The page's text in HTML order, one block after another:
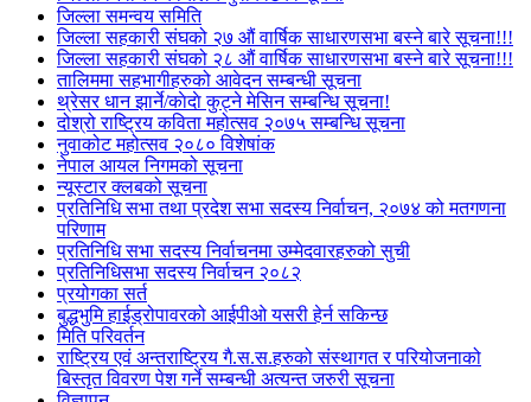
जिल्ला समन्वय समिति
जिल्ला सहकारी संघको २७ औं वार्षिक साधारणसभा बस्ने बारे सूचना!!!
जिल्ला सहकारी संघको २८ औं वार्षिक साधारणसभा बस्ने बारे सूचना!!!
तालिममा सहभागीहरुको आवेदन सम्बन्धी सूचना
थ्रेसर धान झार्ने/काेदाे कुट्ने मेसिन सम्बन्धि सूचना!
दोश्रो राष्ट्रिय कविता महोत्सव २०७५ सम्बन्धि सूचना
नुवाकोट महोत्सव २०८० विशेषांक
नेपाल आयल निगमको सूचना
न्यूस्टार क्लबको सूचना
प्रतिनिधि सभा तथा प्रदेश सभा सदस्य निर्वाचन, २०७४ को मतगणना
परिणाम
प्रतिनिधि सभा सदस्य निर्वाचनमा उम्मेदवारहरुको सुची
प्रतिनिधिसभा सदस्य निर्वाचन २०८२
प्रयोगका सर्त
बुद्धभुमि हाईड्रोपावरको आईपीओ यसरी हेर्न सकिन्छ
मिति परिवर्तन
राष्ट्रिय एवं अन्तराष्ट्रिय गै.स.स.हरुको संस्थागत र परियोजनाको
बिस्तृत विवरण पेश गर्ने सम्बन्धी अत्यन्त जरुरी सूचना